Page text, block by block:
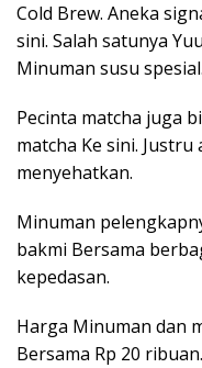
Cold Brew. Aneka
sini. Salah satunya
Minuman susu spesial.
Pecinta matcha juga
matcha Ke sini.
menyehatkan.
Minuman
bakmi Bersama
kepedasan.
Harga Minuman dan
Bersama Rp 20 ribuan.